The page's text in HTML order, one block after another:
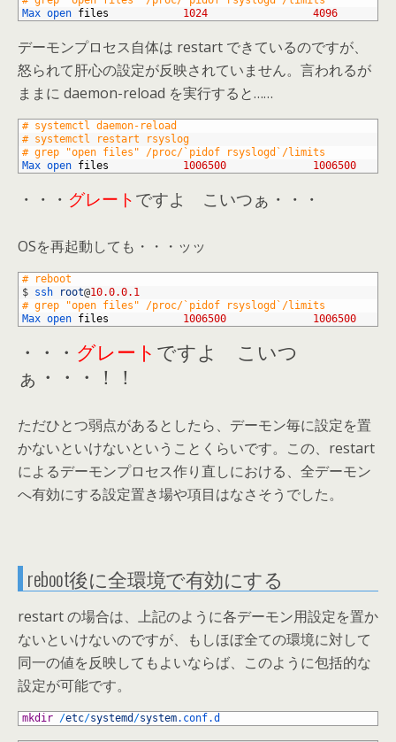
Max open files 1024 4096
デーモンプロセス自体は restart できているのですが、
怒られて肝心の設定が反映されていません。言われるが
ままに daemon-reload を実行すると……
# systemctl daemon-reload
# systemctl restart rsyslog
# grep "open files" /proc/`pidof rsyslogd`/limits
Max open files 1006500 1006500
・・・ グレートですよ こいつぁ・・・
OSを再起動しても・・・ッッ
# reboot
$ ssh root@10.0.0.1
# grep "open files" /proc/`pidof rsyslogd`/limits
Max open files 1006500 1006500
・・・ グレート ですよ こいつ
ぁ・・・！！
ただひとつ弱点があるとしたら、デーモン毎に設定を置
かないといけないということくらいです。この、restart
によるデーモンプロセス作り直しにおける、全デーモン
へ有効にする設定置き場や項目はなさそうでした。
reboot後に全環境で有効にする
restart の場合は、上記のように各デーモン用設定を置か
ないといけないのですが、もしほぼ全ての環境に対して
同一の値を反映してもよいならば、このように包括的な
設定が可能です。
mkdir /etc/systemd /system.conf.d